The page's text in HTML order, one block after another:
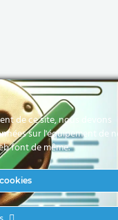
de ce site, nous devons
sur l'équipement de
font de même.